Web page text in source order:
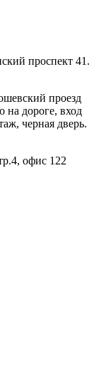
проспект 41.
проезд
на дороге, вход
черная дверь.
офис 122